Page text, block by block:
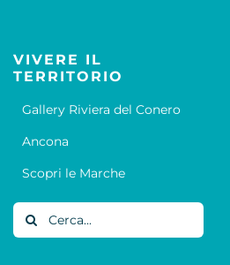
VIVERE IL
TERRITORIO
Gallery Riviera del Conero
Ancona
Scopri le Marche
Cerca
per: